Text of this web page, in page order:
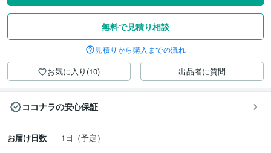
無料で見積り相談
見積りから購入までの流れ
お気に入り(10) 出品者に質問
ココナラの安心保証
お届け日数 1日（予定）